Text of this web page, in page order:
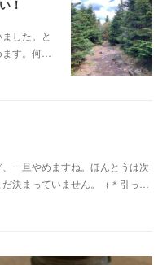
！
した。と
す。何…
一旦やめますね。ほんとうは次
決まっていません。（＊引っ…